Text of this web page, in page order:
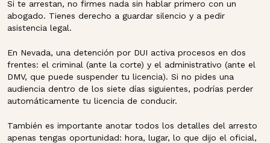
Si te arrestan, no firmes nada sin hablar primero con un
abogado. Tienes derecho a guardar silencio y a pedir
asistencia legal.
En Nevada, una detención por DUI activa procesos en dos
frentes: el criminal (ante la corte) y el administrativo (ante el
DMV, que puede suspender tu licencia). Si no pides una
audiencia dentro de los siete días siguientes, podrías perder
automáticamente tu licencia de conducir.
También es importante anotar todos los detalles del arresto
apenas tengas oportunidad: hora, lugar, lo que dijo el oficial,